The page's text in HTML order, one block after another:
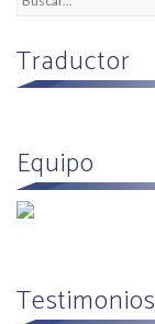
Traductor
Equipo
Testimonios